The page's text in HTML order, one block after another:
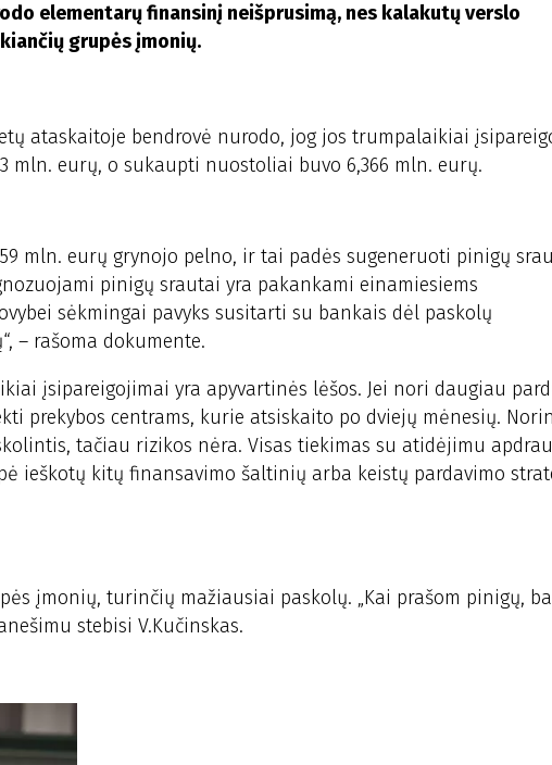
elementarų finansinį neišprusimą, nes kalakutų verslo
grupės įmonių.
ataskaitoje bendrovė nurodo, jog jos trumpalaikiai
eurų, o sukaupti nuostoliai buvo 6,366 mln. eurų.
mln. eurų grynojo pelno, ir tai padės sugeneruoti pinigų
pinigų srautai yra pakankami einamiesiems
sėkmingai pavyks susitarti su bankais dėl paskolų
– rašoma dokumente.
įsipareigojimai yra apyvartinės lėšos. Jei nori daugiau
prekybos centrams, kurie atsiskaito po dviejų mėnesių.
tačiau rizikos nėra. Visas tiekimas su atidėjimu
ieškotų kitų finansavimo šaltinių arba keistų pardavimo
įmonių, turinčių mažiausiai paskolų. „Kai prašom pinigų,
stebisi V.Kučinskas.